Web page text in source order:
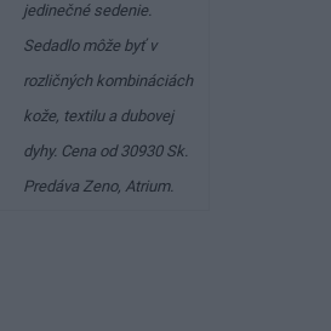
jedinečné sedenie.
Sedadlo môže byť v
rozličných kombináciách
kože, textilu a dubovej
dyhy. Cena od30930 Sk.
Predáva Zeno, Atrium.